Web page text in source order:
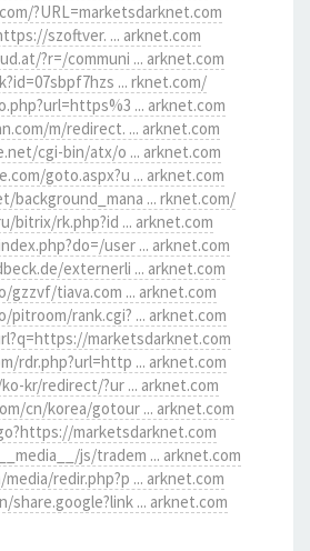
?URL=marketsdarknet.com
szoftver. ... arknet.com
?r=/communi ... arknet.com
... rknet.com/
... arknet.com
m/redirect. ... arknet.com
cgi-bin/atx/o ... arknet.com
goto.aspx?u ... arknet.com
... rknet.com/
bitrix/rk.php?id ... arknet.com
user ... arknet.com
externerli ... arknet.com
tiava.com ... arknet.com
rank.cgi? ... arknet.com
marketsdarknet.com
rdr.php?url=http ... arknet.com
kr/redirect/?ur ... arknet.com
cn/korea/gotour ... arknet.com
marketsdarknet.com
js/tradem ... arknet.com
redir.php?p ... arknet.com
... arknet.com